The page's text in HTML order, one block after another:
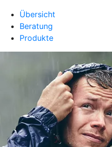
Übersicht
Beratung
Produkte